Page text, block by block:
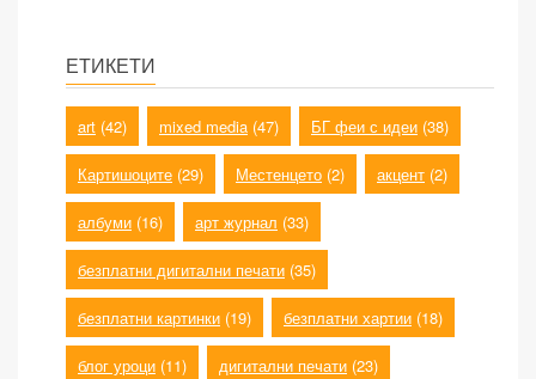
ЕТИКЕТИ
art (42) mixed media (47) БГ феи с идеи (38)
Картишоците (29) Местенцето (2) акцент (2)
албуми (16) арт журнал (33)
безплатни дигитални печати (35)
безплатни картинки (19) безплатни хартии (18)
блог уроци (11) дигитални печати (23)